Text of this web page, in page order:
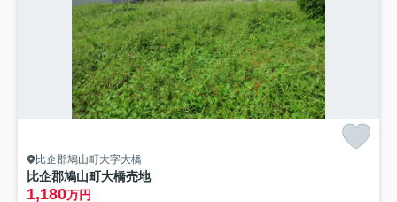
比企郡鳩山町大字大橋
比企郡鳩山町大橋売地
1,180万円